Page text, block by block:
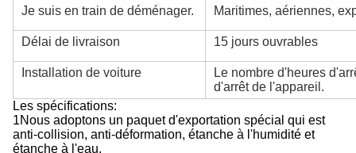
Je suis en train de déménager. Maritimes, aériennes,
Délai de livraison 15 jours ouvrables
Installation de voiture
Le nombre d'heures
d'arrêt de l'appareil.
Les spécifications:
1Nous adoptons un paquet d'exportation spécial qui est
anti-collision, anti-déformation, étanche à l'humidité et
étanche à l'eau.